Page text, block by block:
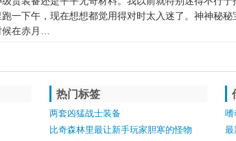
一下午，现在想想都觉用得对时太入迷了。神神秘
在赤月…
热门标签
两套凶猛战士装备
比奇森林里最让新手玩家胆寒的怪物
嗜
最